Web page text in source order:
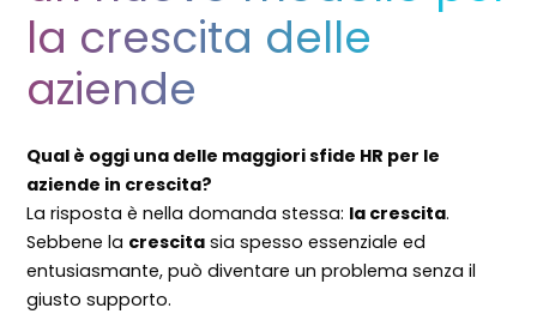
la crescita delle
aziende
Qual è oggi una delle maggiori sfide HR per le
aziende in crescita?
La risposta è nella domanda stessa: la crescita.
Sebbene la crescita sia spesso essenziale ed
entusiasmante, può diventare un problema senza il
giusto supporto.